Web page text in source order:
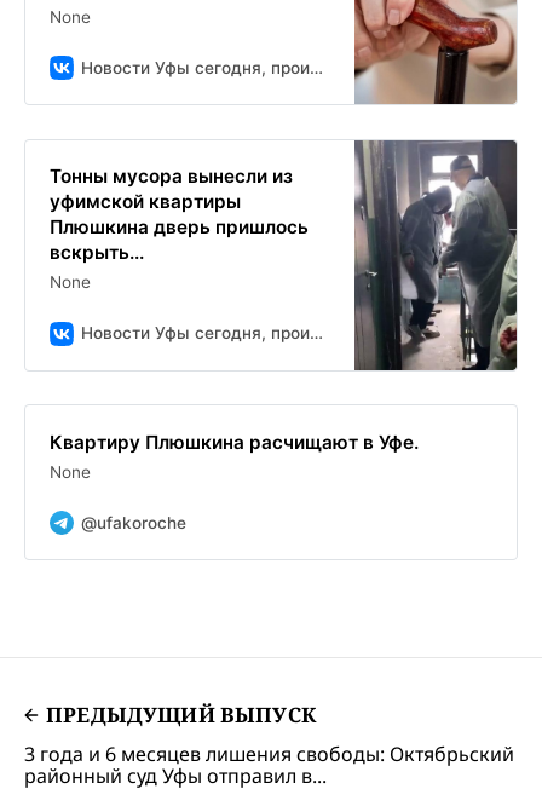
None
Новости Уфы сегодня, происшествия, ЧП и ДТП
Тонны мусора вынесли из
уфимской квартиры
Плюшкина дверь пришлось
вскрыть...
None
Новости Уфы сегодня, происшествия, ЧП и ДТП
Квартиру Плюшкина расчищают в Уфе.
None
@ufakoroche
ПРЕДЫДУЩИЙ ВЫПУСК
3 года и 6 месяцев лишения свободы: Октябрьский
районный суд Уфы отправил в...